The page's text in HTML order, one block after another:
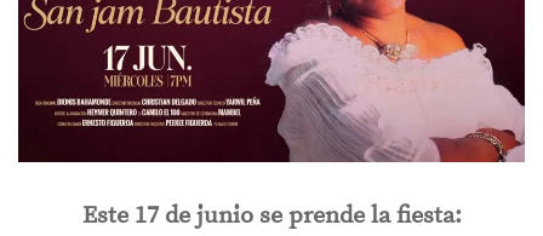
Este 17 de junio se prende la fiesta: